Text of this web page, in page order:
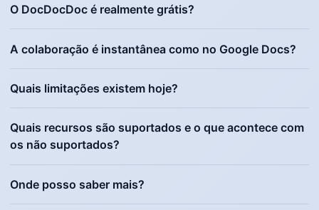
O DocDocDoc é realmente grátis?
A colaboração é instantânea como no Google Docs?
Quais limitações existem hoje?
Quais recursos são suportados e o que acontece com
os não suportados?
Onde posso saber mais?